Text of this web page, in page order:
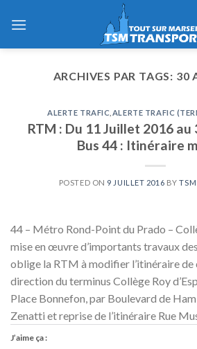
ARCHIVES PAR TAGS: 30
ALERTE TRAFIC ALERTE TRAFIC
RTM : Du 11 Juillet 2016
Bus 44 : Itinéraire
POSTED ON 9 JUILLET 2016 BY
44 – Métro Rond-Point du Prado –
mise en œuvre d’importants travaux
oblige la RTM à modifier l’itinéraire de
direction du terminus Collège Roy
Place Bonnefon, par Boulevard de
Zenatti et reprise de l’itinéraire Rue
J’aime ça :